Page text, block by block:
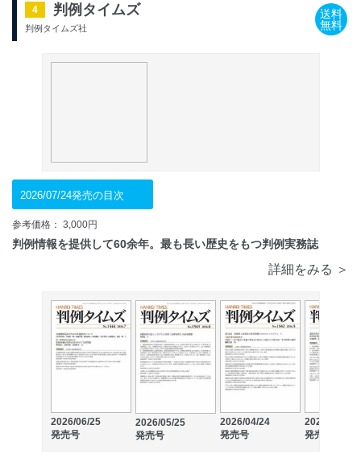
4 判例タイムズ
判例タイムズ社
送料
無料
2026/07/24発売の目次
参考価格： 3,000円
判例情報を提供して60余年。最も長い歴史をもつ判例実務誌
詳細をみる ＞
2026/06/25
発売号
2026/05/25
発売号
2026/04/24
発売号
2026/03/25
発売号